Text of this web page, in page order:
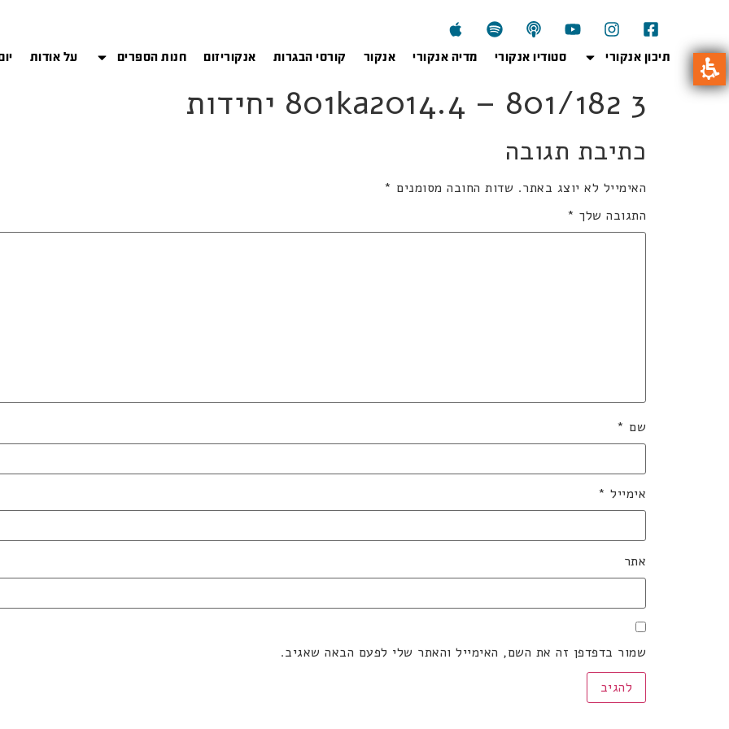
תיכון אנקורי סטודיו אנקורי מדיה אנקורי אנקור קורסי הבגרות אנקוריזום חנות הספרים על אודות
801ka2014.4 – 801/182 3 יחידות
כתיבת תגובה
האימייל לא יוצג באתר. שדות החובה מסומנים *
התגובה שלך *
שם *
אימייל *
אתר
שמור בדפדפן זה את השם, האימייל והאתר שלי לפעם הבאה שאגיב.